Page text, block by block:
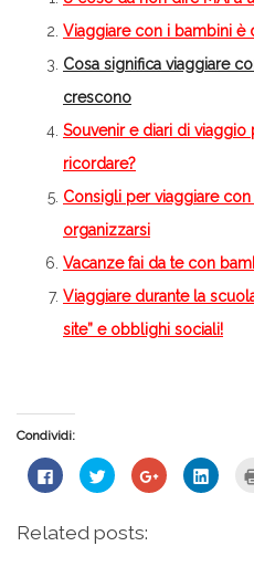
Viaggiare con i bambini è
Cosa significa viaggiare
crescono
Souvenir e diari di viaggio
ricordare?
Consigli per viaggiare
organizzarsi
Vacanze fai da te con
Viaggiare durante la
site” e obblighi sociali!
Condividi:
Fai
clic
su
Facebook
Fai
clic
condividere
su
Fai
clic
Fai
clic
Related posts: